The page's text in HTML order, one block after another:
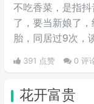
不吃香菜，是指
了，要当新娘了
胎，同居过9次，
391 点赞 0 评
花开富贵